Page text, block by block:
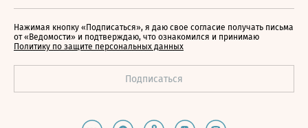
Нажимая кнопку «Подписаться», я даю свое согласие получать письма
от «Ведомости» и подтверждаю, что ознакомился и принимаю
Политику по защите персональных данных